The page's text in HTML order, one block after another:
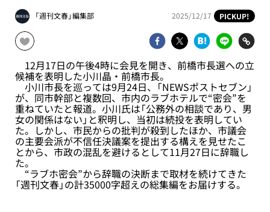
「週刊文春」編集部 2025/12/17 PICKUP!
12月17日の午後4時に会見を開き、前橋市長選への立
候補を表明した小川晶・前橋市長。
小川市長を巡っては9月24日、「NEWSポストセブン」
が、同市幹部と複数回、市内のラブホテルで“密会”を
重ねていたと報道。小川氏は「公務外の相談であり、男
女の関係はない」と釈明し、当初は続投を表明してい
た。しかし、市民からの批判が殺到したほか、市議会
の主要会派が不信任決議案を提出する構えを見せたこ
とから、市政の混乱を避けるとして11月27日に辞職し
た。
“ラブホ密会”から辞職の決断まで取材を続けてきた
「週刊文春」の計35000字超えの総集編をお届けする。